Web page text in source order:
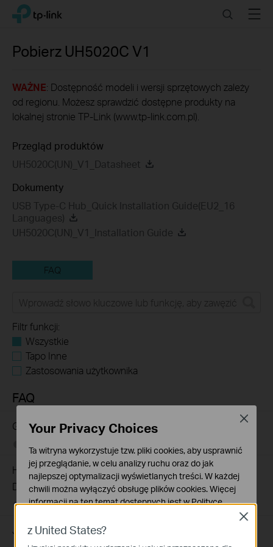
Click
navigation
TP-Link, Reliably Smart SearchMenu
Pobierz UH5020C V1
WAŻNE: Dostępność modeli i wersji sprzętowych zależy
od regionu. Możesz sprawdzić dostępne produkty na
lokalnej stronie TP-Link (www.tp-link.com.pl).
Przegląd produktów
UH5020C(UN)_V1_Datasheet
Dokumenty
USB Type-C Hub_Quick Installation Guide(EU2_16
Languages)
UH5020C(UN)_V1_Installation Guide
FAQ
Filtr funkcji:
Wszystkie
Tapo Inne
Zastosowania użytkownika
FAQ
Gdzie znajdują się oznaczenia modeli produktów TP-Link?
How to Find the Serial Number (S/N) on Your TP-Link
Device
03-19-2013 489173views
Jak sprawdzić wersję sprzętową urządzenia TP-Link?
z United States?
Close
Your Privacy Choices
Ta witryna wykorzystuje tzw. pliki cookies, aby usprawnić
jej przeglądanie, w celu analizy ruchu oraz do jak
najlepszej optymalizacji wyświetlanych treści. W każdej
chwili można wyłączyć obsługę plików cookies. Więcej
informacji na ten temat dostępnych jest wPolityce
Podstawowe Cookies
Close